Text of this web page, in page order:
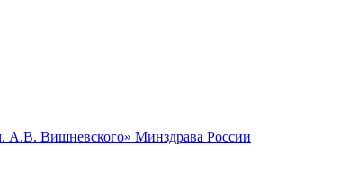
Вишневского» Минздрава России